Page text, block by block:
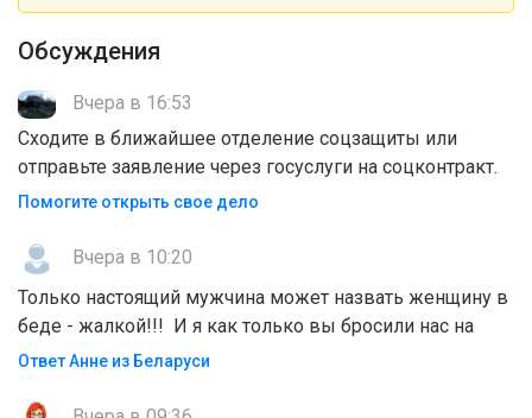
Обсуждения
Вчера в 16:53
Сходите в ближайшее отделение соцзащиты или
отправьте заявление через госуслуги на соцконтракт.
Помогите открыть свое дело
Вчера в 10:20
Только настоящий мужчина может назвать женщину в
беде - жалкой!!! И я как только вы бросили нас на
Ответ Анне из Беларуси